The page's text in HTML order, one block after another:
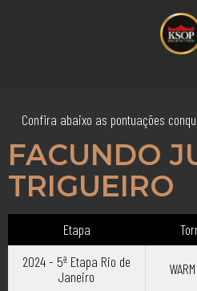
Confira abaixo as pontuações
FACUNDO
TRIGUEIRO
Etapa
2024 - 5ª Etapa Rio de
Janeiro